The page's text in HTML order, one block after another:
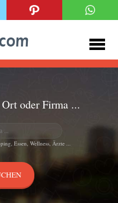
oder Firma ...
Essen, Wellness, Ärzte ...